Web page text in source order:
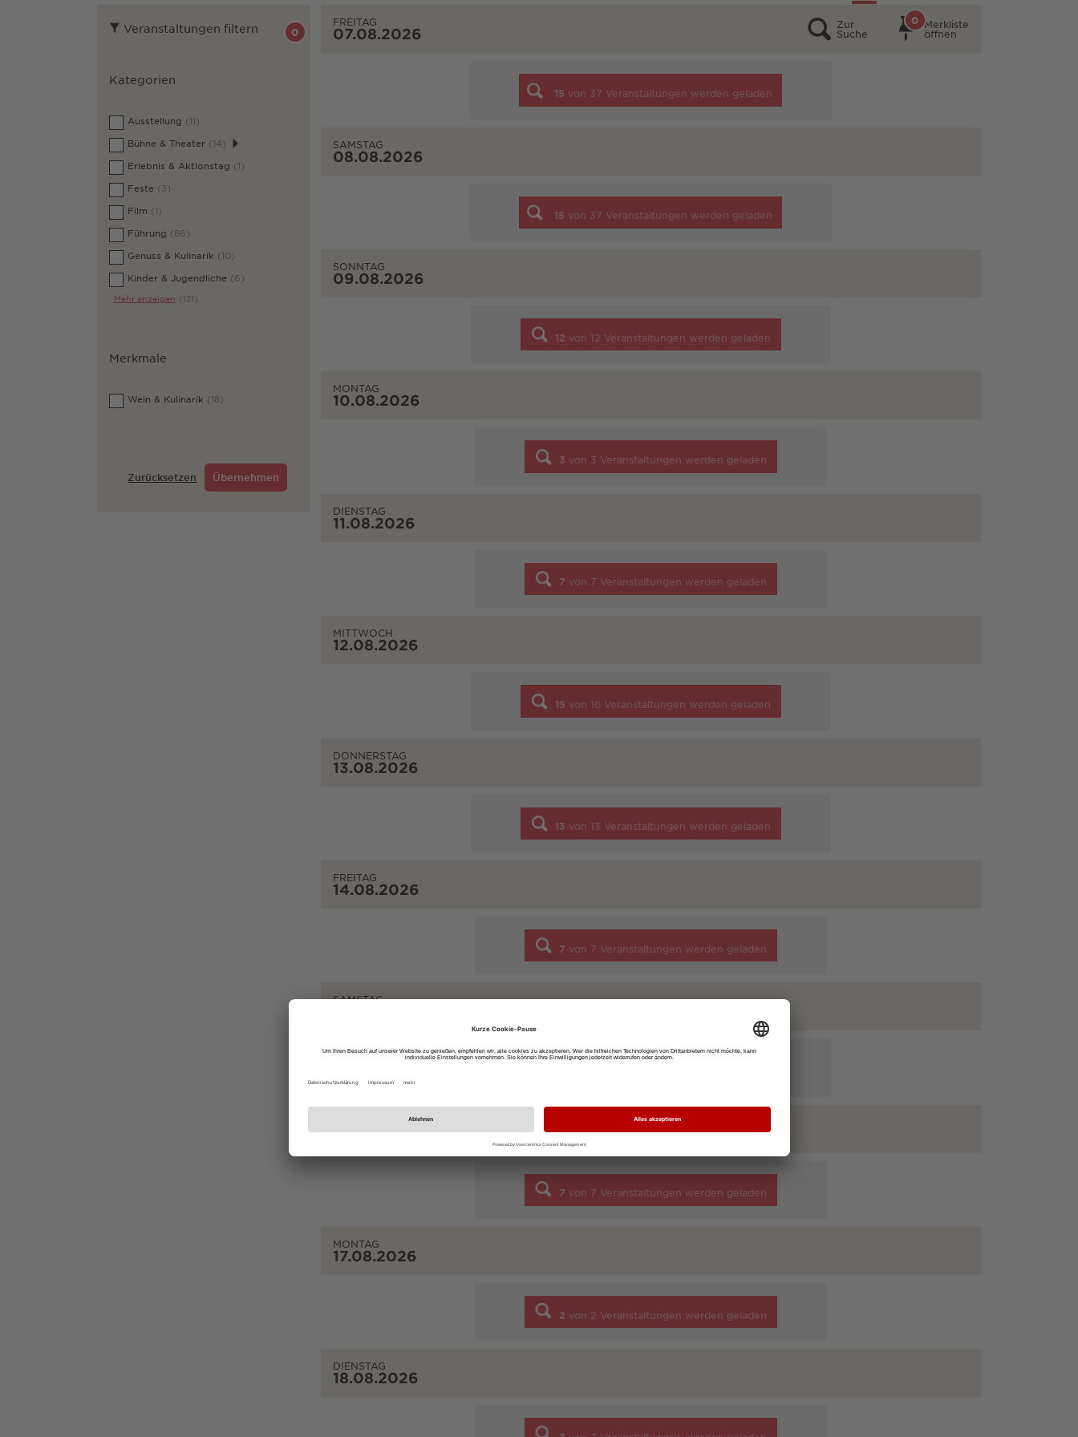
Veranstaltungen filtern 0
Kategorien
Ausstellung (11)
Bühne & Theater (14)
Erlebnis & Aktionstag (1)
Feste (3)
Film (1)
Führung (86)
Genuss & Kulinarik (10)
Kinder & Jugendliche (6)
Mehr anzeigen (121)
Merkmale
Wein & Kulinarik (18)
Zurücksetzen Übernehmen
Zur
Suche
Merkliste
öffnen
0
FREITAG
07.08.2026
15 von 37 Veranstaltungen werden geladen
SAMSTAG
08.08.2026
15 von 37 Veranstaltungen werden geladen
SONNTAG
09.08.2026
12 von 12 Veranstaltungen werden geladen
MONTAG
10.08.2026
3 von 3 Veranstaltungen werden geladen
DIENSTAG
11.08.2026
7 von 7 Veranstaltungen werden geladen
MITTWOCH
12.08.2026
15 von 16 Veranstaltungen werden geladen
DONNERSTAG
13.08.2026
13 von 13 Veranstaltungen werden geladen
FREITAG
14.08.2026
7 von 7 Veranstaltungen werden geladen
SAMSTAG
16.08.2026
7 von 7 Veranstaltungen werden geladen
MONTAG
17.08.2026
2 von 2 Veranstaltungen werden geladen
DIENSTAG
18.08.2026